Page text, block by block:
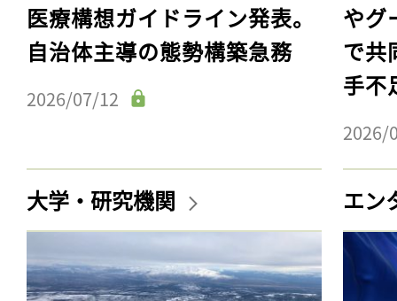
医療構想ガイドライン発表。
自治体主導の態勢構築急務
2026/07/12
やグ
で共
手不
2026/
大学・研究機関 エン